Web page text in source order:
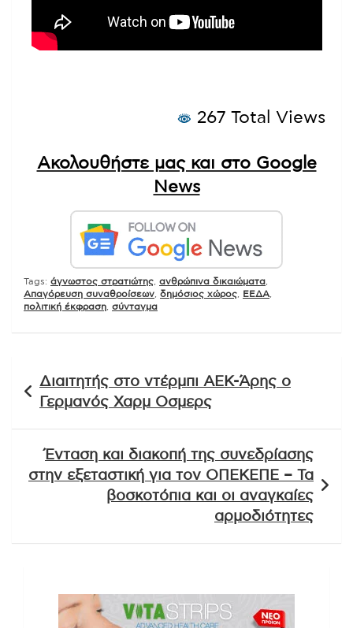
267 Total Views
Ακολουθήστε μας και στο Google
News
Tags: άγνωστος στρατιώτης ανθρώπινα δικαιώματα
Απαγόρευση συναθροίσεων δημόσιος χώρος ΕΕΔΑ
πολιτική έκφραση σύνταγμα
άρθρων
Διαιτητής στο ντέρμπι ΑΕΚ-Άρης ο
Γερμανός Χαρμ Οσμερς
Ένταση και διακοπή της συνεδρίασης
στην εξεταστική για τον ΟΠΕΚΕΠΕ – Τα
βοσκοτόπια και οι αναγκαίες
αρμοδιότητες